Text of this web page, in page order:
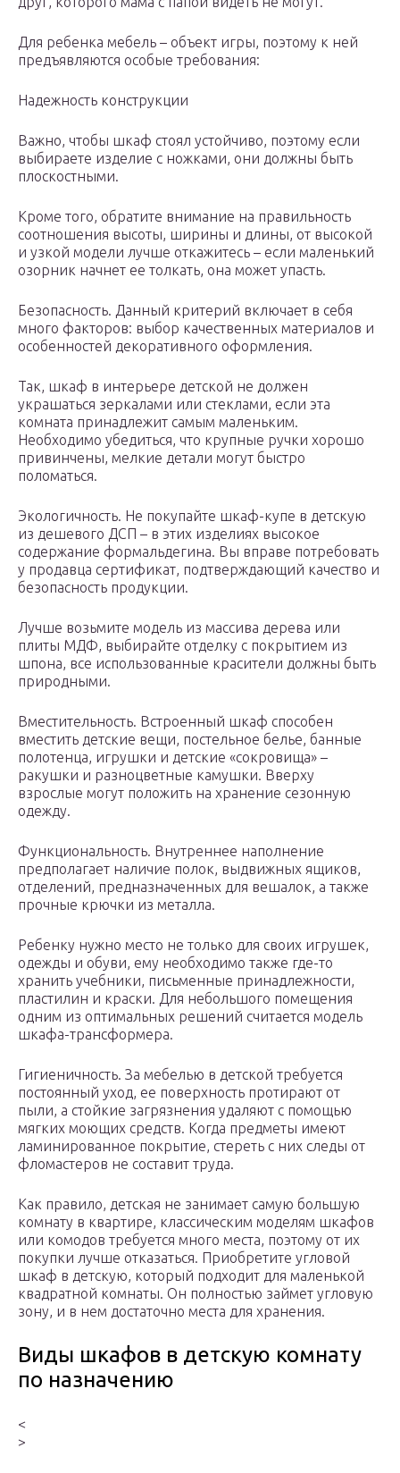
Для ребенка мебель – объект игры, поэтому к ней
предъявляются особые требования:
Надежность конструкции
Важно, чтобы шкаф стоял устойчиво, поэтому если
выбираете изделие с ножками, они должны быть
плоскостными.
Кроме того, обратите внимание на правильность
соотношения высоты, ширины и длины, от высокой
и узкой модели лучше откажитесь – если маленький
озорник начнет ее толкать, она может упасть.
Безопасность. Данный критерий включает в себя
много факторов: выбор качественных материалов и
особенностей декоративного оформления.
Так, шкаф в интерьере детской не должен
украшаться зеркалами или стеклами, если эта
комната принадлежит самым маленьким.
Необходимо убедиться, что крупные ручки хорошо
привинчены, мелкие детали могут быстро
поломаться.
Экологичность. Не покупайте шкаф-купе в детскую
из дешевого ДСП – в этих изделиях высокое
содержание формальдегина. Вы вправе потребовать
у продавца сертификат, подтверждающий качество и
безопасность продукции.
Лучше возьмите модель из массива дерева или
плиты МДФ, выбирайте отделку с покрытием из
шпона, все использованные красители должны быть
природными.
Вместительность. Встроенный шкаф способен
вместить детские вещи, постельное белье, банные
полотенца, игрушки и детские «сокровища» –
ракушки и разноцветные камушки. Вверху
взрослые могут положить на хранение сезонную
одежду.
Функциональность. Внутреннее наполнение
предполагает наличие полок, выдвижных ящиков,
отделений, предназначенных для вешалок, а также
прочные крючки из металла.
Ребенку нужно место не только для своих игрушек,
одежды и обуви, ему необходимо также где-то
хранить учебники, письменные принадлежности,
пластилин и краски. Для небольшого помещения
одним из оптимальных решений считается модель
шкафа-трансформера.
Гигиеничность. За мебелью в детской требуется
постоянный уход, ее поверхность протирают от
пыли, а стойкие загрязнения удаляют с помощью
мягких моющих средств. Когда предметы имеют
ламинированное покрытие, стереть с них следы от
фломастеров не составит труда.
Как правило, детская не занимает самую большую
комнату в квартире, классическим моделям шкафов
или комодов требуется много места, поэтому от их
покупки лучше отказаться. Приобретите угловой
шкаф в детскую, который подходит для маленькой
квадратной комнаты. Он полностью займет угловую
зону, и в нем достаточно места для хранения.
Виды шкафов в детскую комнату
по назначению
<
>